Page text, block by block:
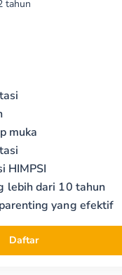
tahun
muka
HIMPSI
lebih dari 10 tahun
yang efektif
Daftar